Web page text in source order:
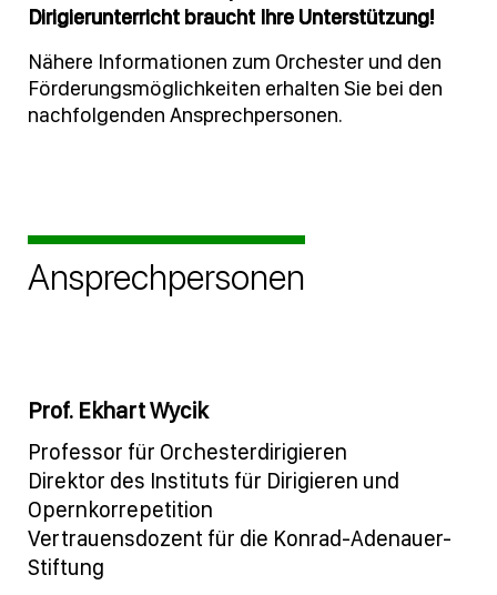
Dirigierunterricht braucht Ihre Unterstützung!
Nähere Informationen zum Orchester und den
Förderungsmöglichkeiten erhalten Sie bei den
nachfolgenden Ansprechpersonen.
Ansprechpersonen
Prof. Ekhart Wycik
Professor für Orchesterdirigieren
Direktor des Instituts für Dirigieren und
Opernkorrepetition
Vertrauensdozent für die Konrad-Adenauer-
Stiftung